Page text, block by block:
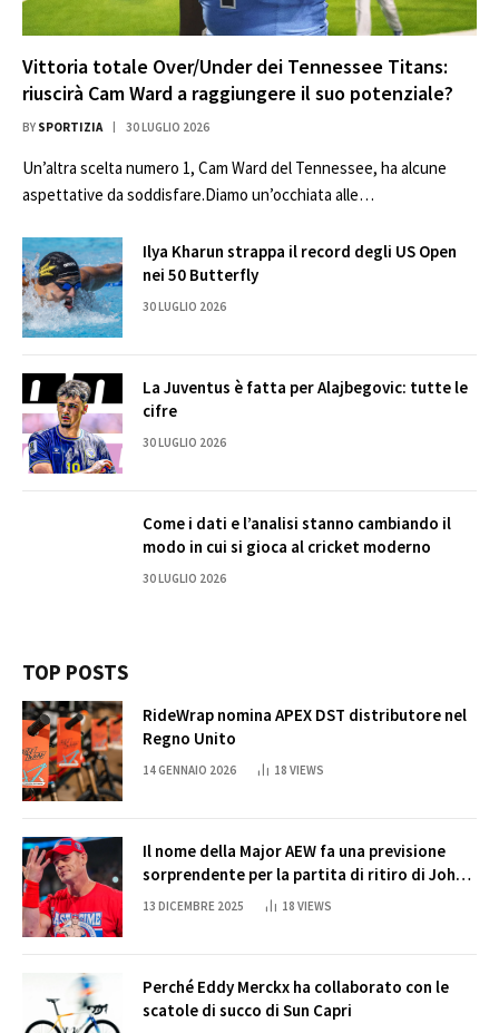
Vittoria totale Over/Under dei Tennessee Titans:
riuscirà Cam Ward a raggiungere il suo potenziale?
BY SPORTIZIA 30 LUGLIO 2026
Un’altra scelta numero 1, Cam Ward del Tennessee, ha alcune
aspettative da soddisfare.Diamo un’occhiata alle…
Ilya Kharun strappa il record degli US Open
nei 50 Butterfly
30 LUGLIO 2026
La Juventus è fatta per Alajbegovic: tutte le
cifre
30 LUGLIO 2026
Come i dati e l’analisi stanno cambiando il
modo in cui si gioca al cricket moderno
30 LUGLIO 2026
TOP POSTS
RideWrap nomina APEX DST distributore nel
Regno Unito
14 GENNAIO 2026 18 VIEWS
Il nome della Major AEW fa una previsione
sorprendente per la partita di ritiro di John
Cena
13 DICEMBRE 2025 18 VIEWS
Perché Eddy Merckx ha collaborato con le
scatole di succo di Sun Capri